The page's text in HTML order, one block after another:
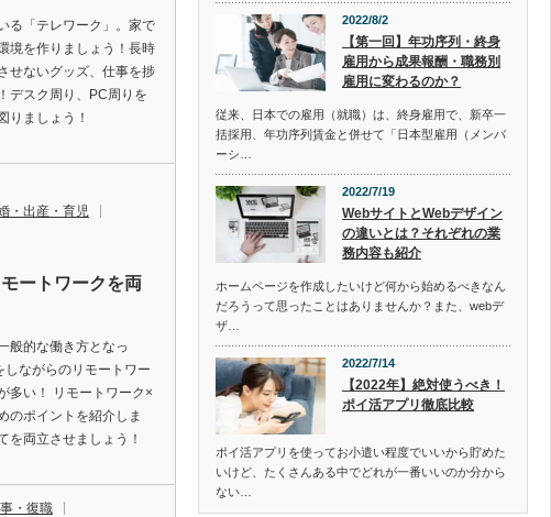
る「テレワーク」。家で
境を作りましょう！長時
せないグッズ、仕事を捗
デスク周り、PC周りを
りましょう！
・出産・育児
ートワークを両
般的な働き方となっ
しながらのリモートワー
多い！ リモートワーク×
のポイントを紹介しま
を両立させましょう！
・復職
2022/8/2
【第一回】年功序列・終身
雇用から成果報酬・職務別
雇用に変わるのか？
従来、日本での雇用（就職）は、終身雇用で、新卒一
括採用、年功序列賃金と併せて「日本型雇用（メンバ
ーシ…
2022/7/19
WebサイトとWebデザイン
の違いとは？それぞれの業
務内容も紹介
ホームページを作成したいけど何から始めるべきなん
だろうって思ったことはありませんか？また、webデ
ザ…
2022/7/14
【2022年】絶対使うべき！
ポイ活アプリ徹底比較
ポイ活アプリを使ってお小遣い程度でいいから貯めた
いけど、たくさんある中でどれが一番いいのか分から
ない…